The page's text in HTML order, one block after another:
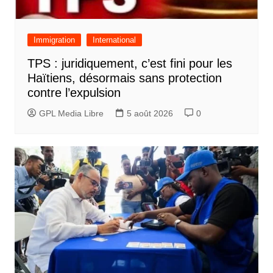
Immigration International
TPS : juridiquement, c’est fini pour les
Haïtiens, désormais sans protection
contre l’expulsion
GPL Media Libre 5 août 2026 0